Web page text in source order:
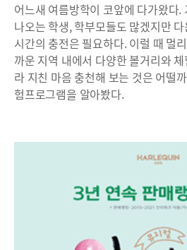
어느새 여름방학이 코앞에 다가왔다.
나오는 학생, 학부모들도 많겠지만
시간의 충전은 필요하다. 이럴 때 멀
까운 지역 내에서 다양한 볼거리와
라 지친 마음 충천해 보는 것은 어떨
험프로그램을 알아봤다.